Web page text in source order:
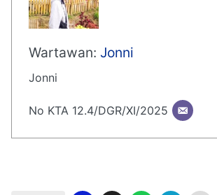
Wartawan: Jonni
Jonni
No KTA 12.4/DGR/XI/2025